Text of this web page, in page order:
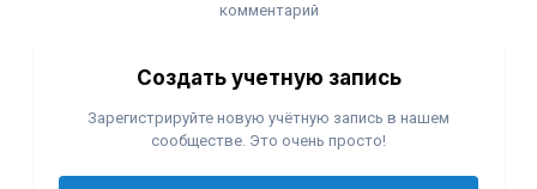
комментарий
Создать учетную запись
Зарегистрируйте новую учётную запись в нашем
сообществе. Это очень просто!